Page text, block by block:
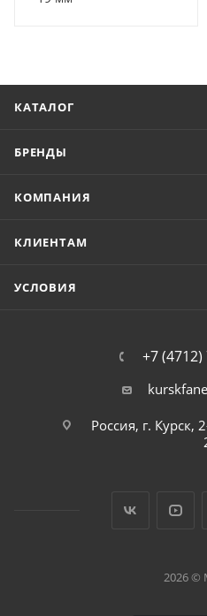
КАТАЛОГ
БРЕНДЫ
КОМПАНИЯ
КЛИЕНТАМ
УСЛОВИЯ
+7
Россия, г.
2026 ©